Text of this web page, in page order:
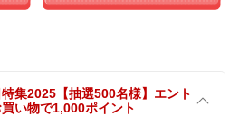
集2025【抽選500名様】エント
い物で1,000ポイント